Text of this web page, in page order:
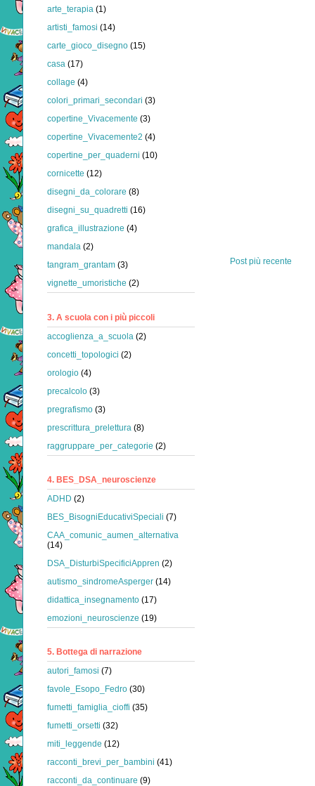
Post più recente
arte_terapia (1)
artisti_famosi (14)
carte_gioco_disegno (15)
casa (17)
collage (4)
colori_primari_secondari (3)
copertine_Vivacemente (3)
copertine_Vivacemente2 (4)
copertine_per_quaderni (10)
cornicette (12)
disegni_da_colorare (8)
disegni_su_quadretti (16)
grafica_illustrazione (4)
mandala (2)
tangram_grantam (3)
vignette_umoristiche (2)
3. A scuola con i più piccoli
accoglienza_a_scuola (2)
concetti_topologici (2)
orologio (4)
precalcolo (3)
pregrafismo (3)
prescrittura_prelettura (8)
raggruppare_per_categorie (2)
4. BES_DSA_neuroscienze
ADHD (2)
BES_BisogniEducativiSpeciali (7)
CAA_comunic_aumen_alternativa
(14)
DSA_DisturbiSpecificiAppren (2)
autismo_sindromeAsperger (14)
didattica_insegnamento (17)
emozioni_neuroscienze (19)
5. Bottega di narrazione
autori_famosi (7)
favole_Esopo_Fedro (30)
fumetti_famiglia_cioffi (35)
fumetti_orsetti (32)
miti_leggende (12)
racconti_brevi_per_bambini (41)
racconti_da_continuare (9)